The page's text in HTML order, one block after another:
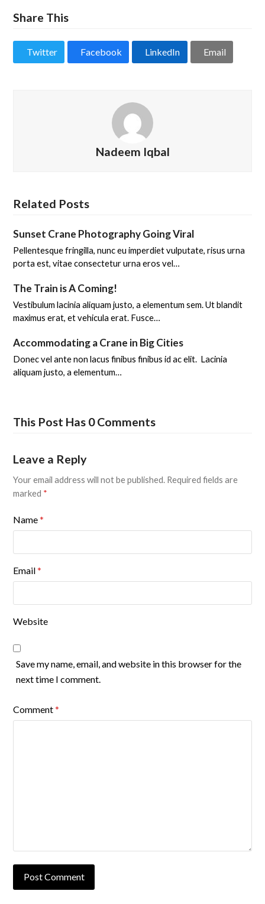
Share This
Twitter Facebook LinkedIn Email
Nadeem Iqbal
Related Posts
Sunset Crane Photography Going Viral
Pellentesque fringilla, nunc eu imperdiet vulputate, risus urna
porta est, vitae consectetur urna eros vel…
The Train is A Coming!
Vestibulum lacinia aliquam justo, a elementum sem. Ut blandit
maximus erat, et vehicula erat. Fusce…
Accommodating a Crane in Big Cities
Donec vel ante non lacus finibus finibus id ac elit. Lacinia
aliquam justo, a elementum…
This Post Has 0 Comments
Leave a Reply
Your email address will not be published. Required fields are
marked *
Name*
Email*
Website
Save my name, email, and website in this browser for the
next time I comment.
Comment*